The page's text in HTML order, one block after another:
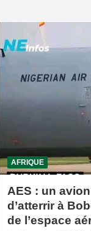
AFRIQUE
AES : un
d’atterrir à
de l’espace